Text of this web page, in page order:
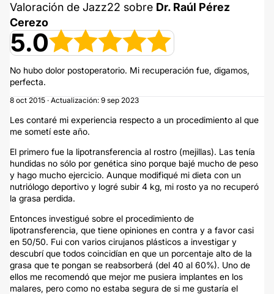
Valoración de Jazz22 sobre Dr. Raúl Pérez
Cerezo
5.0
No hubo dolor postoperatorio. Mi recuperación fue, digamos,
perfecta.
8 oct 2015 · Actualización: 9 sep 2023
Les contaré mi experiencia respecto a un procedimiento al que
me sometí este año.
El primero fue la lipotransferencia al rostro (mejillas). Las tenía
hundidas no sólo por genética sino porque bajé mucho de peso
y hago mucho ejercicio. Aunque modifiqué mi dieta con un
nutriólogo deportivo y logré subir 4 kg, mi rosto ya no recuperó
la grasa perdida.
Entonces investigué sobre el procedimiento de
lipotransferencia, que tiene opiniones en contra y a favor casi
en 50/50. Fui con varios cirujanos plásticos a investigar y
descubrí que todos coincidían en que un porcentaje alto de la
grasa que te pongan se reabsorberá (del 40 al 60%). Uno de
ellos me recomendó que mejor me pusiera implantes en los
malares, pero como no estaba segura de si me gustaría el